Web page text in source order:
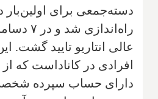
عالی انتاریو تایید
دارای حساب سپرده